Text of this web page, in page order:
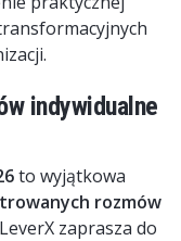
indywidualne
to wyjątkowa
rozmów
zaprasza do